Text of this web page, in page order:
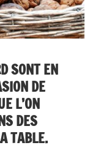
SONT EN
DE
L’ON
DES
TABLE.